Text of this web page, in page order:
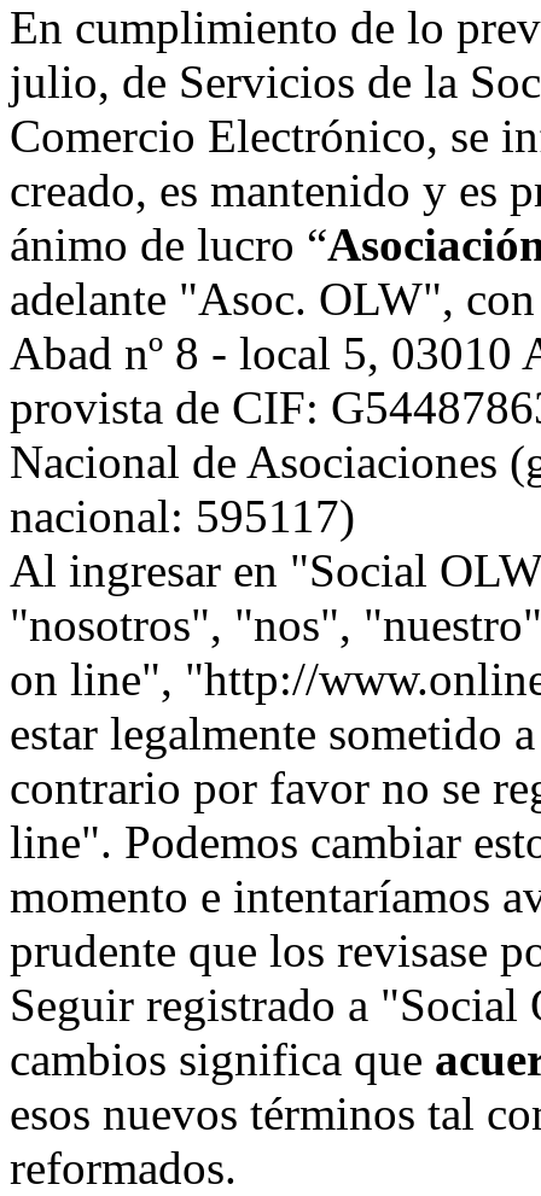
En cumplimiento de lo
julio, de Servicios de la
Comercio Electrónico, se
creado, es mantenido y es
ánimo de lucro “
adelante "Asoc. OLW",
Abad nº 8 - local 5,
provista de CIF:
Nacional de Asociaciones
nacional: 595117)
Al ingresar en "Social
"nosotros", "nos",
on line", "http://
estar legalmente sometido
contrario por favor no se
line". Podemos cambiar
momento e intentaríamos
prudente que los revisase
Seguir registrado a "Social
cambios significa que
esos nuevos términos tal
reformados.